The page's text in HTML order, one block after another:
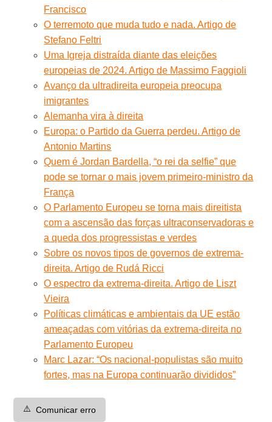
Francisco
O terremoto que muda tudo e nada. Artigo de
Stefano Feltri
Uma Igreja distraída diante das eleições
europeias de 2024. Artigo de Massimo Faggioli
Avanço da ultradireita europeia preocupa
imigrantes
Alemanha vira à direita
Europa: o Partido da Guerra perdeu. Artigo de
Antonio Martins
Quem é Jordan Bardella, “o rei da selfie” que
pode se tornar o mais jovem primeiro-ministro da
França
O Parlamento Europeu se torna mais direitista
com a ascensão das forças ultraconservadoras e
a queda dos progressistas e verdes
Sobre os novos tipos de governos de extrema-
direita. Artigo de Rudá Ricci
O espectro da extrema-direita. Artigo de Liszt
Vieira
Políticas climáticas e ambientais da UE estão
ameaçadas com vitórias da extrema-direita no
Parlamento Europeu
Marc Lazar: “Os nacional-populistas são muito
fortes, mas na Europa continuarão divididos”
⚠️ Comunicar erro